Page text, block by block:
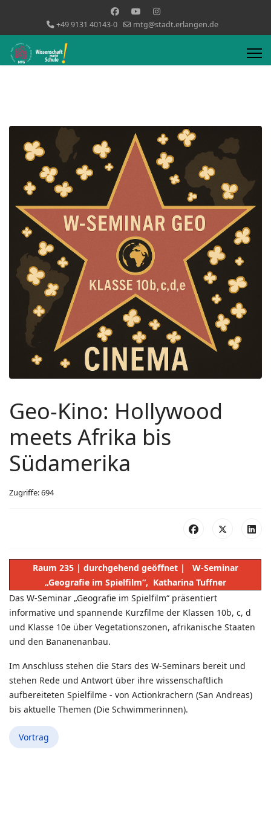
+49 9131 40143-0 mtg@stadt.erlangen.de
Geo-Kino: Hollywood
meets Afrika bis
Südamerika
Zugriffe: 694
Raum 235 | durchgehend geöffnet | W-Seminar
„Geografie im Spielfilm“, Katharina Tuffner
Das W-Seminar „Geografie im Spielfilm“ präsentiert
informative und spannende Kurzfilme der Klassen 10b, c, d
und Klasse 10e über Vegetationszonen, afrikanische Staaten
und den Bananenanbau.
Im Anschluss stehen die Stars des W-Seminars bereit und
stehen Rede und Antwort über ihre wissenschaftlich
aufbereiteten Spielfilme - von Actionkrachern (San Andreas)
bis aktuelle Themen (Die Schwimmerinnen).
Vortrag